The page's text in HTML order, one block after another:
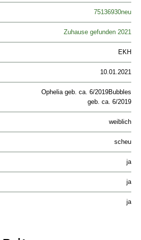
75136930neu
Zuhause gefunden 2021
EKH
10.01.2021
Ophelia geb. ca. 6/2019Bubbles
geb. ca. 6/2019
weiblich
scheu
ja
ja
ja